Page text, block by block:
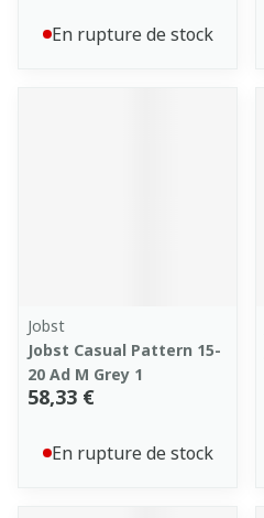
En rupture de stock
Jobst
Jobst Casual Pattern 15-
20 Ad M Grey 1
58,33 €
En rupture de stock